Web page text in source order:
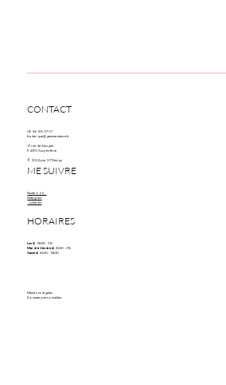
CONTACT
06 86 88 07 01
frederique@gemme-nature.fr
17 rue de Sévigné
94370 Sucy-en-Brie
© 2024 par STDesign
ME SUIVRE
Facebook
Instagram
Linkedin
HORAIRES
Lundi 13h30 - 21h
Mardi à Vendredi 8h30 - 21h
Samedi 8h30 - 13h30
Mentions légales
Données personnelles